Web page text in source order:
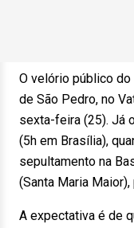
O velório público
de São Pedro, no
sexta-feira (25). Já
(5h em Brasília),
sepultamento na
(Santa Maria
A expectativa é de